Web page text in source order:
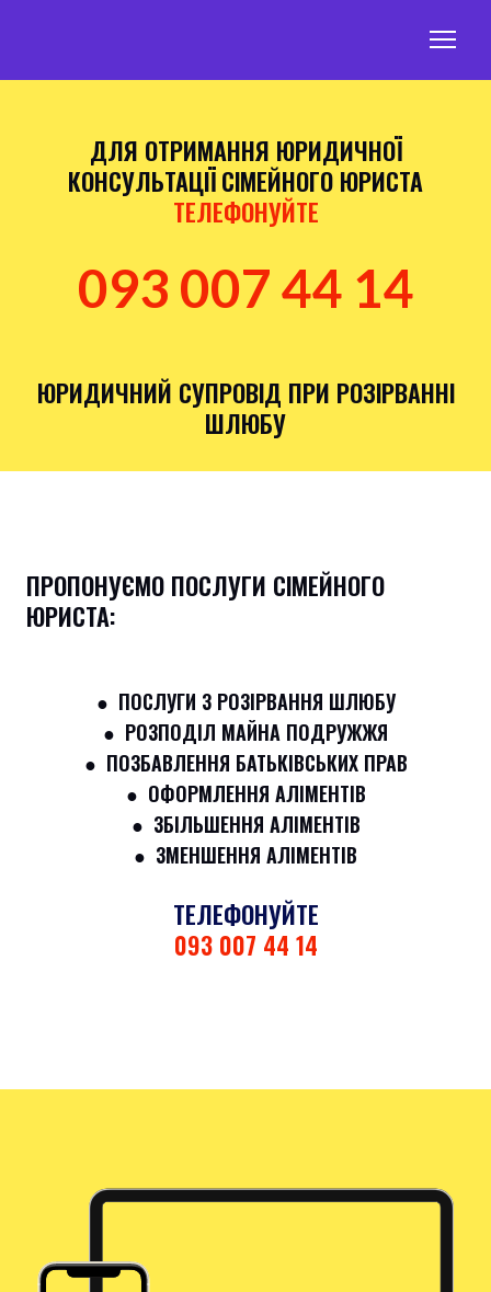
ДЛЯ ОТРИМАННЯ ЮРИДИЧНОЇ
КОНСУЛЬТАЦІЇСІМЕЙНОГО ЮРИСТА
ТЕЛЕФОНУЙТЕ
093 007 44 14
ЮРИДИЧНИЙ СУПРОВІД ПРИ РОЗІРВАННІ
ШЛЮБУ
ПРОПОНУЄМО ПОСЛУГИ СІМЕЙНОГО
ЮРИСТА:
● ПОСЛУГИ З РОЗІРВАННЯ ШЛЮБУ
● РОЗПОДІЛ МАЙНА ПОДРУЖЖЯ
● ПОЗБАВЛЕННЯ БАТЬКІВСЬКИХ ПРАВ
● ОФОРМЛЕННЯ АЛІМЕНТІВ
● ЗБІЛЬШЕННЯ АЛІМЕНТІВ
● ЗМЕНШЕННЯ АЛІМЕНТІВ
ТЕЛЕФОНУЙТЕ
093 007 44 14